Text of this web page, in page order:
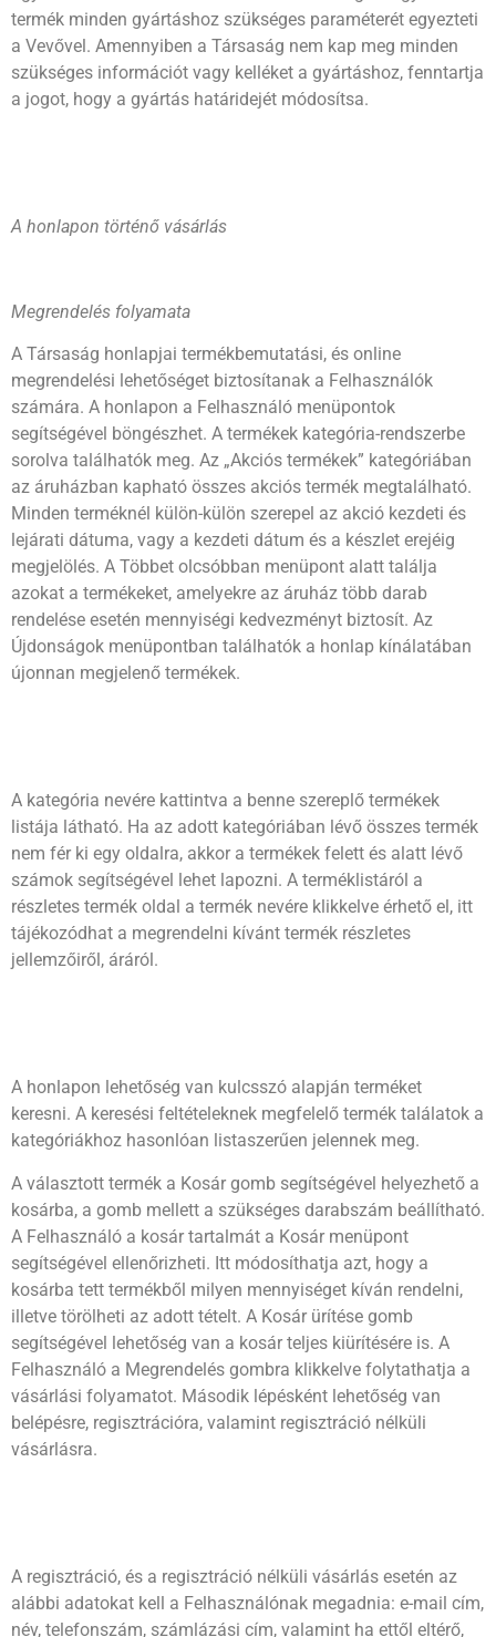
termék minden gyártáshoz szükséges paraméterét egyezteti
a Vevővel. Amennyiben a Társaság nem kap meg minden
szükséges információt vagy kelléket a gyártáshoz, fenntartja
a jogot, hogy a gyártás határidejét módosítsa.
A honlapon történő vásárlás
Megrendelés folyamata
A Társaság honlapjai termékbemutatási, és online
megrendelési lehetőséget biztosítanak a Felhasználók
számára. A honlapon a Felhasználó menüpontok
segítségével böngészhet. A termékek kategória-rendszerbe
sorolva találhatók meg. Az „Akciós termékek” kategóriában
az áruházban kapható összes akciós termék megtalálható.
Minden terméknél külön-külön szerepel az akció kezdeti és
lejárati dátuma, vagy a kezdeti dátum és a készlet erejéig
megjelölés. A Többet olcsóbban menüpont alatt találja
azokat a termékeket, amelyekre az áruház több darab
rendelése esetén mennyiségi kedvezményt biztosít. Az
Újdonságok menüpontban találhatók a honlap kínálatában
újonnan megjelenő termékek.
A kategória nevére kattintva a benne szereplő termékek
listája látható. Ha az adott kategóriában lévő összes termék
nem fér ki egy oldalra, akkor a termékek felett és alatt lévő
számok segítségével lehet lapozni. A terméklistáról a
részletes termék oldal a termék nevére klikkelve érhető el, itt
tájékozódhat a megrendelni kívánt termék részletes
jellemzőiről, áráról.
A honlapon lehetőség van kulcsszó alapján terméket
keresni. A keresési feltételeknek megfelelő termék találatok a
kategóriákhoz hasonlóan listaszerűen jelennek meg.
A választott termék a Kosár gomb segítségével helyezhető a
kosárba, a gomb mellett a szükséges darabszám beállítható.
A Felhasználó a kosár tartalmát a Kosár menüpont
segítségével ellenőrizheti. Itt módosíthatja azt, hogy a
kosárba tett termékből milyen mennyiséget kíván rendelni,
illetve törölheti az adott tételt. A Kosár ürítése gomb
segítségével lehetőség van a kosár teljes kiürítésére is. A
Felhasználó a Megrendelés gombra klikkelve folytathatja a
vásárlási folyamatot. Második lépésként lehetőség van
belépésre, regisztrációra, valamint regisztráció nélküli
vásárlásra.
A regisztráció, és a regisztráció nélküli vásárlás esetén az
alábbi adatokat kell a Felhasználónak megadnia: e-mail cím,
név, telefonszám, számlázási cím, valamint ha ettől eltérő,